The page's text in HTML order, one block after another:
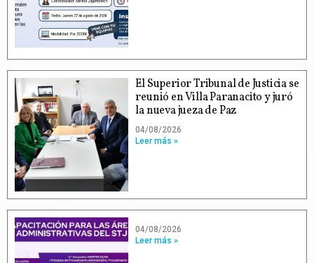
El Superior Tribunal de Justicia se
reunió en Villa Paranacito y juró
la nueva jueza de Paz
04/08/2026
Leer más »
04/08/2026
Leer más »